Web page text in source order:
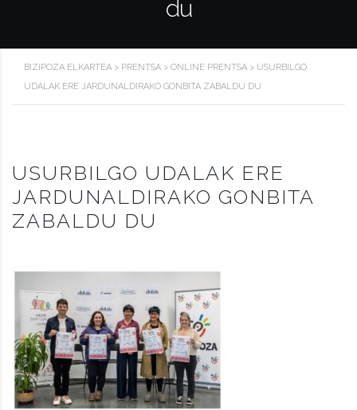
du
BIZIPOZA ELKARTEA > PRENTSA > ONLINE PRENTSA > USURBILGO
UDALAK ERE JARDUNALDIRAKO GONBITA ZABALDU DU
USURBILGO UDALAK ERE
JARDUNALDIRAKO GONBITA
ZABALDU DU